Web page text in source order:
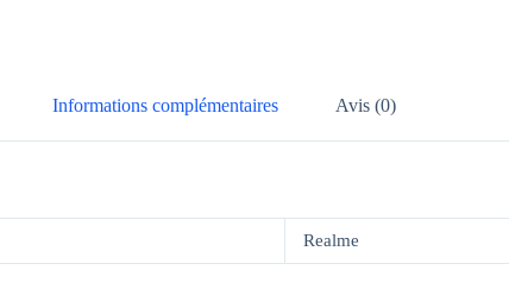
Informations complémentaires Avis (0)
Realme